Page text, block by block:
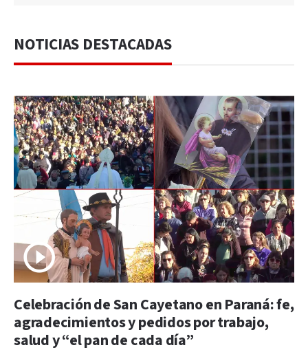
NOTICIAS DESTACADAS
Celebración de San Cayetano en Paraná: fe,
agradecimientos y pedidos por trabajo,
salud y “el pan de cada día”